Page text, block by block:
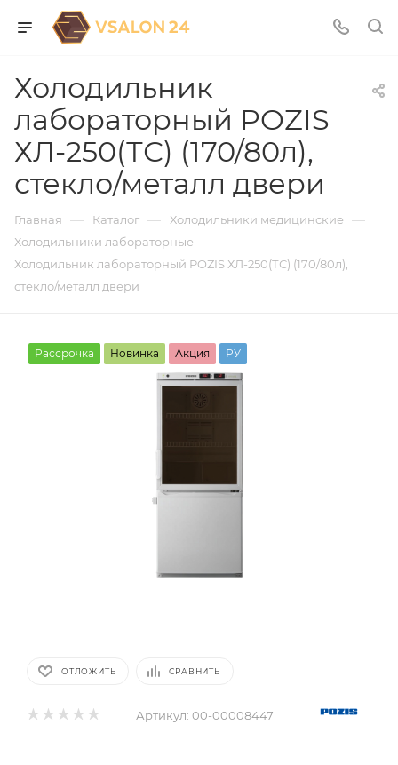
Холодильник
лабораторный POZIS
ХЛ-250(ТС) (170/80л),
стекло/металл двери
Главная — Каталог — Холодильники медицинские —
Холодильники лабораторные —
Холодильник лабораторный POZIS ХЛ-250(ТС) (170/80л),
стекло/металл двери
Рассрочка Новинка Акция РУ
ОТЛОЖИТЬ СРАВНИТЬ
Артикул: 00-00008447